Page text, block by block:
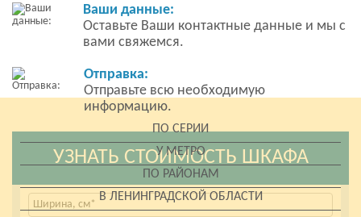
Ваши данные:
Оставьте Ваши контактные данные и мы с
вами свяжемся.
Отправка:
Отправьте всю необходимую
информацию.
УЗНАТЬ СТОИМОСТЬ ШКАФА
ПО СЕРИИ
У МЕТРО
ПО РАЙОНАМ
В ЛЕНИНГРАДСКОЙ ОБЛАСТИ